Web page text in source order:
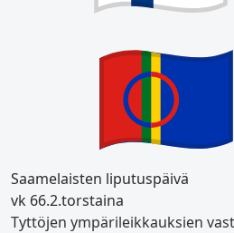
Saamelaisten liputuspäivä
vk 66.2.torstaina
Tyttöjen ympärileikkauksien